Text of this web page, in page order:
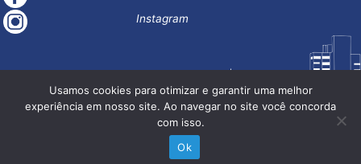
Instagram
Usamos cookies para otimizar e garantir uma melhor
experiência em nosso site. Ao navegar no site você concorda
com isso.
Ok